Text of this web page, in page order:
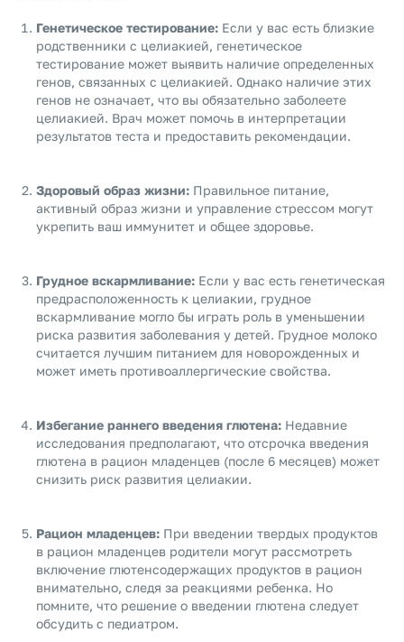
Генетическое тестирование: Если у вас есть близкие
родственники с целиакией, генетическое
тестирование может выявить наличие определенных
генов, связанных с целиакией. Однако наличие этих
генов не означает, что вы обязательно заболеете
целиакией. Врач может помочь в интерпретации
результатов теста и предоставить рекомендации.
Здоровый образ жизни: Правильное питание,
активный образ жизни и управление стрессом могут
укрепить ваш иммунитет и общее здоровье.
Грудное вскармливание: Если у вас есть генетическая
предрасположенность к целиакии, грудное
вскармливание могло бы играть роль в уменьшении
риска развития заболевания у детей. Грудное молоко
считается лучшим питанием для новорожденных и
может иметь противоаллергические свойства.
Избегание раннего введения глютена: Недавние
исследования предполагают, что отсрочка введения
глютена в рацион младенцев (после 6 месяцев) может
снизить риск развития целиакии.
Рацион младенцев: При введении твердых продуктов
в рацион младенцев родители могут рассмотреть
включение глютенсодержащих продуктов в рацион
внимательно, следя за реакциями ребенка. Но
помните, что решение о введении глютена следует
обсудить с педиатром.